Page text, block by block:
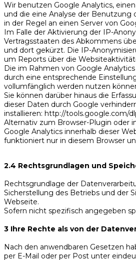
Wir benutzen Google Analytics,
und die eine Analyse der
in der Regel an einen Server von
Im Falle der Aktivierung der IP-
Vertragsstaaten des Abkommens
und dort gekürzt. Die IP-
um Reports über die
Die im Rahmen von Google
durch eine entsprechende
vollumfänglich werden nutzen
Sie können darüber hinaus die
dieser Daten durch Google
installieren: http://tools.google.com/
Alternativ zum Browser-Plugin oder
Google Analytics innerhalb dieser
funktioniert nur in diesem Browser
2.4 Rechtsgrundlagen und
Rechtsgrundlage der
Sicherstellung des Betriebs und der
Webseite.
Sofern nicht spezifisch angegeben
3 Ihre Rechte als von der
Nach den anwendbaren Gesetzen
per E-Mail oder per Post unter